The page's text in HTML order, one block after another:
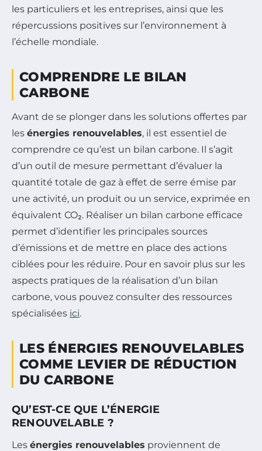
les particuliers et les entreprises, ainsi que les
répercussions positives sur l’environnement à
l’échelle mondiale.
COMPRENDRE LE BILAN
CARBONE
Avant de se plonger dans les solutions offertes par
les énergies renouvelables, il est essentiel de
comprendre ce qu’est un bilan carbone. Il s’agit
d’un outil de mesure permettant d’évaluer la
quantité totale de gaz à effet de serre émise par
une activité, un produit ou un service, exprimée en
équivalent CO₂. Réaliser un bilan carbone efficace
permet d’identifier les principales sources
d’émissions et de mettre en place des actions
ciblées pour les réduire. Pour en savoir plus sur les
aspects pratiques de la réalisation d’un bilan
carbone, vous pouvez consulter des ressources
spécialisées ici.
LES ÉNERGIES RENOUVELABLES
COMME LEVIER DE RÉDUCTION
DU CARBONE
QU’EST-CE QUE L’ÉNERGIE
RENOUVELABLE ?
Les énergies renouvelables proviennent de